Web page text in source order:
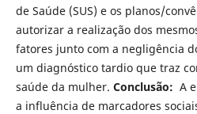
de Saúde (SUS) e os planos/
autorizar a realização dos
fatores junto com a negligência
um diagnóstico tardio que traz
saúde da mulher. Conclusão: A
a influência de marcadores